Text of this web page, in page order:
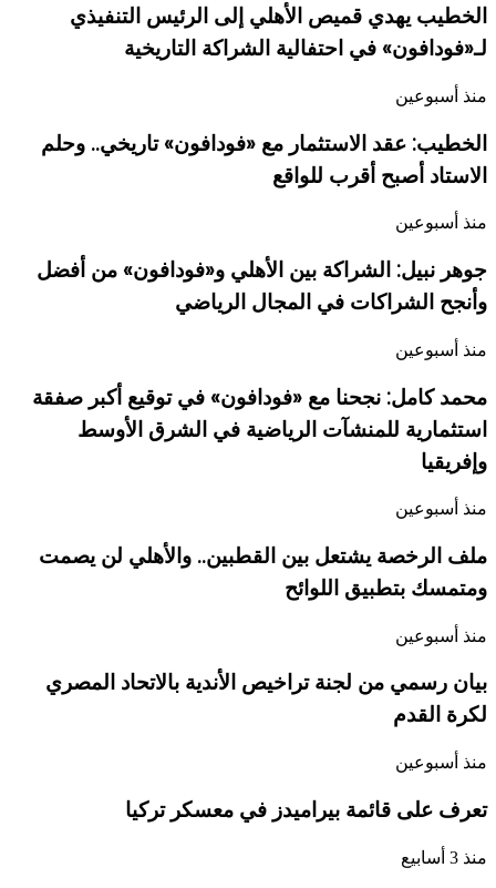
الخطيب يهدي قميص الأهلي إلى الرئيس التنفيذي
لـ«فودافون» في احتفالية الشراكة التاريخية
منذ أسبوعين
الخطيب: عقد الاستثمار مع «فودافون» تاريخي.. وحلم
الاستاد أصبح أقرب للواقع
منذ أسبوعين
جوهر نبيل: الشراكة بين الأهلي و«فودافون» من أفضل
وأنجح الشراكات في المجال الرياضي
منذ أسبوعين
محمد كامل: نجحنا مع «فودافون» في توقيع أكبر صفقة
استثمارية للمنشآت الرياضية في الشرق الأوسط
وإفريقيا
منذ أسبوعين
ملف الرخصة يشتعل بين القطبين.. والأهلي لن يصمت
ومتمسك بتطبيق اللوائح
منذ أسبوعين
بيان رسمي من لجنة تراخيص الأندية بالاتحاد المصري
لكرة القدم
منذ أسبوعين
تعرف على قائمة بيراميدز في معسكر تركيا
منذ 3 أسابيع